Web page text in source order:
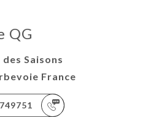
QG
des Saisons
France